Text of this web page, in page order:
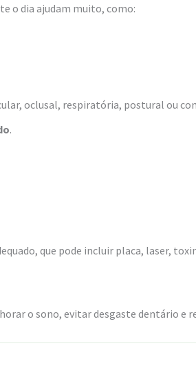
o dia ajudam muito, como:
oclusal, respiratória, postural ou
.
que pode incluir placa, laser,
o sono, evitar desgaste dentário e